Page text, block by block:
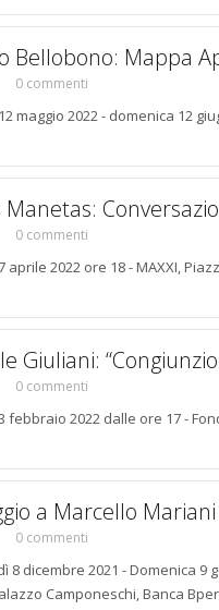
Bellobono: Mappa
0 commenti
maggio 2022 - domenica 12
Manetas:
0 commenti
aprile 2022 ore 18 - MAXXI,
Giuliani:
0 commenti
febbraio 2022 dalle ore 17 -
a Marcello
0 commenti
8 dicembre 2021 - Domenica 9
Camponeschi, Banca Bper